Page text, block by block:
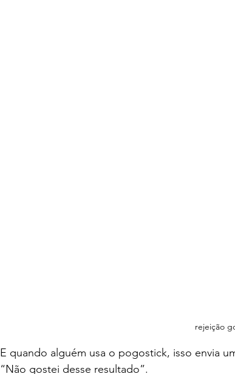
rejeição
E quando alguém usa o pogostick, isso envia
“Não gostei desse resultado”.